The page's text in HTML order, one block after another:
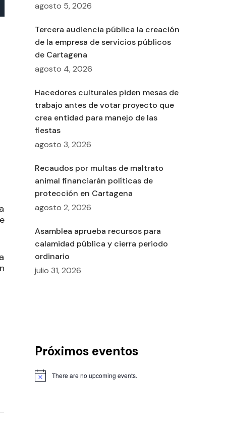
agosto 5, 2026
Tercera audiencia pública la creación
de la empresa de servicios públicos
de Cartagena
agosto 4, 2026
Hacedores culturales piden mesas de
trabajo antes de votar proyecto que
crea entidad para manejo de las
fiestas
agosto 3, 2026
Recaudos por multas de maltrato
animal financiarán políticas de
protección en Cartagena
agosto 2, 2026
Asamblea aprueba recursos para
calamidad pública y cierra periodo
ordinario
julio 31, 2026
Próximos eventos
There are no upcoming events.